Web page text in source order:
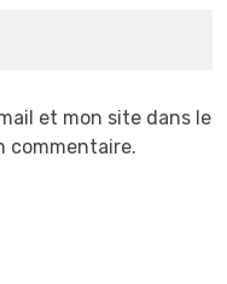
et mon site dans le
commentaire.